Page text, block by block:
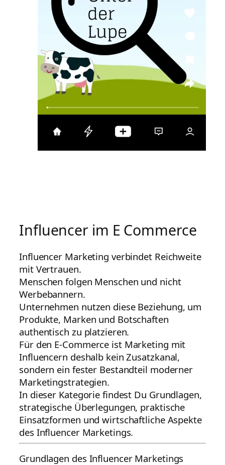
Influencer im E Commerce
Influencer Marketing verbindet Reichweite
mit Vertrauen.
Menschen folgen Menschen und nicht
Werbebannern.
Unternehmen nutzen diese Beziehung, um
Produkte, Marken und Botschaften
authentisch zu platzieren.
Für den E-Commerce ist Marketing mit
Influencern deshalb kein Zusatzkanal,
sondern ein fester Bestandteil moderner
Marketingstrategien.
In dieser Kategorie findest Du Grundlagen,
strategische Überlegungen, praktische
Einsatzformen und wirtschaftliche Aspekte
des Influencer Marketings.
Grundlagen des Influencer Marketings